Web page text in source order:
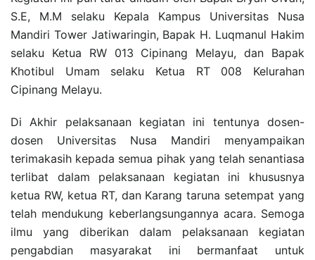
S.E, M.M selaku Kepala Kampus Universitas Nusa
Mandiri Tower Jatiwaringin, Bapak H. Luqmanul Hakim
selaku Ketua RW 013 Cipinang Melayu, dan Bapak
Khotibul Umam selaku Ketua RT 008 Kelurahan
Cipinang Melayu.
Di Akhir pelaksanaan kegiatan ini tentunya dosen-
dosen Universitas Nusa Mandiri menyampaikan
terimakasih kepada semua pihak yang telah senantiasa
terlibat dalam pelaksanaan kegiatan ini khususnya
ketua RW, ketua RT, dan Karang taruna setempat yang
telah mendukung keberlangsungannya acara. Semoga
ilmu yang diberikan dalam pelaksanaan kegiatan
pengabdian masyarakat ini bermanfaat untuk